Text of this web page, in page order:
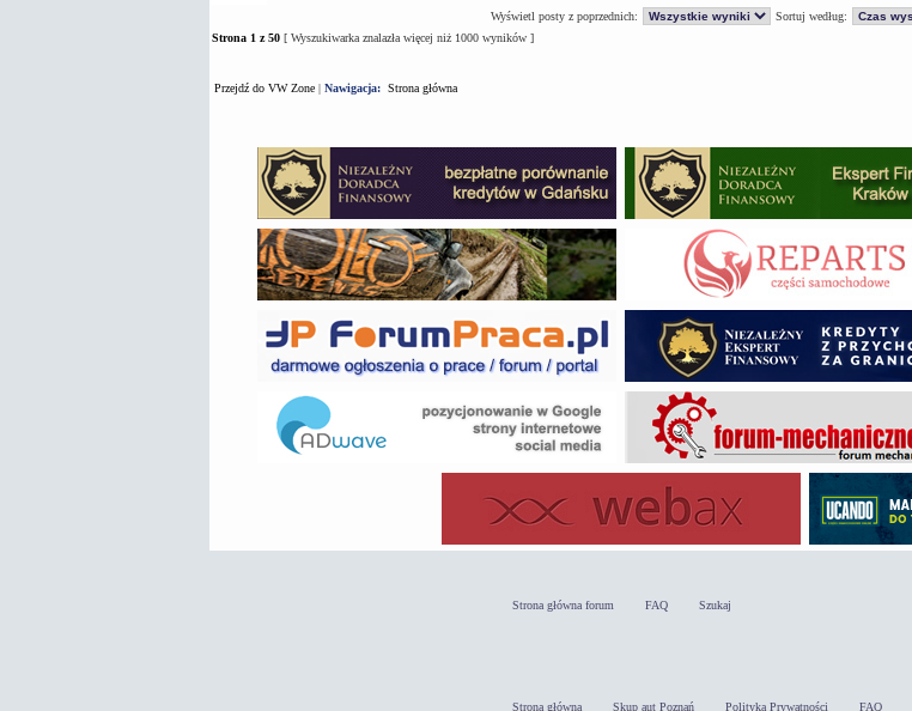
Wyświetl posty z poprzednich:
Sortuj według:
Strona 1 z50[ Wyszukiwarka znalazła więcej niż 1000 wyników ]
Przejdź do VW Zone| Nawigacja: Strona główna
Strona główna forum FAQ Szukaj
Strona główna Skup aut Poznań Polityka Prywatności FAQ